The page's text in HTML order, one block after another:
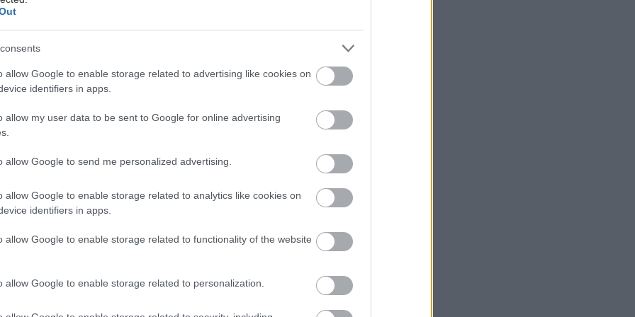
allow Google to enable storage related to advertising like cookies on
identifiers in apps.
allow my user data to be sent to Google for online advertising
allow Google to send me personalized advertising.
allow Google to enable storage related to analytics like cookies on
identifiers in apps.
allow Google to enable storage related to functionality of the website
allow Google to enable storage related to personalization.
και κάτι στο κτίριο της οδού Πανεπιστημίου, η Εθνική
σιγά-σιγά τους πολύτιμους τόμους της στις βαλίτσες και
μετακομίσει προς το δέλτα του Φαλήρου. Μαζί της, νέο σπίτι
και η Εθνική Λυρική Σκηνή, σε ένα από τα πιο μεγάλα
αρχιτεκτονικά εγχειρήματα των τελευταίων ετών στην χώρα.
εξ’ ολοκλήρου από το ομώνυμο Ίδρυμα και
(μισό δισεκατομμύριο
χρόνια μετά), θα περιλαμβάνει την Νέα Εθνική Βιβλιοθήκη, την